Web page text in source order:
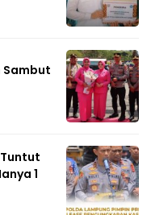
Sambut
1